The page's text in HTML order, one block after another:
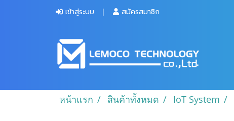
เข้าสู่ระบบ สมัครสมาชิก
หน้าแรก สินค้าทั้งหมด IoT System